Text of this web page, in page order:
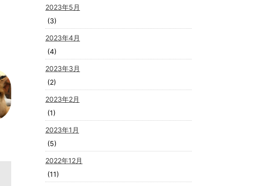
2023年5月
(3)
2023年4月
(4)
2023年3月
(2)
2023年2月
(1)
2023年1月
(5)
2022年12月
(11)